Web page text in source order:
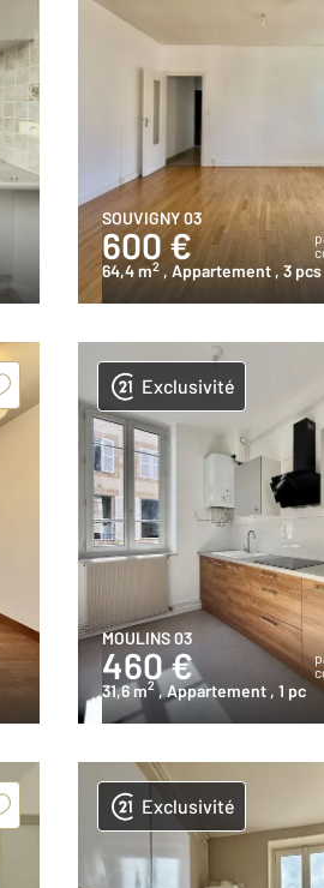
SOUVIGNY 03
600 €
64,4 m2 , Appartement , 3 pcs
Exclusivité
MOULINS 03
460 €
31,6 m2 , Appartement , 1 pc
Exclusivité